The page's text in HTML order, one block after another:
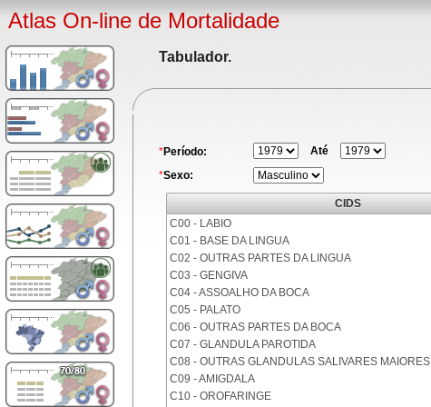
Atlas On-line de Mortalidade
Tabulador.
*Período:
Até
*Sexo:
CIDS
C00 - LABIO
C01 - BASE DA LINGUA
C02 - OUTRAS PARTES DA LINGUA
C03 - GENGIVA
C04 - ASSOALHO DA BOCA
C05 - PALATO
C06 - OUTRAS PARTES DA BOCA
C07 - GLANDULA PAROTIDA
C08 - OUTRAS GLANDULAS SALIVARES MAIORES
C09 - AMIGDALA
C10 - OROFARINGE